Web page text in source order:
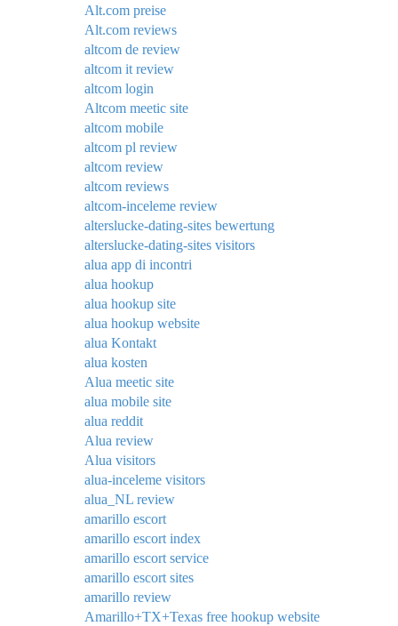
Alt.com preise
Alt.com reviews
altcom de review
altcom it review
altcom login
Altcom meetic site
altcom mobile
altcom pl review
altcom review
altcom reviews
altcom-inceleme review
alterslucke-dating-sites bewertung
alterslucke-dating-sites visitors
alua app di incontri
alua hookup
alua hookup site
alua hookup website
alua Kontakt
alua kosten
Alua meetic site
alua mobile site
alua reddit
Alua review
Alua visitors
alua-inceleme visitors
alua_NL review
amarillo escort
amarillo escort index
amarillo escort service
amarillo escort sites
amarillo review
Amarillo+TX+Texas free hookup website